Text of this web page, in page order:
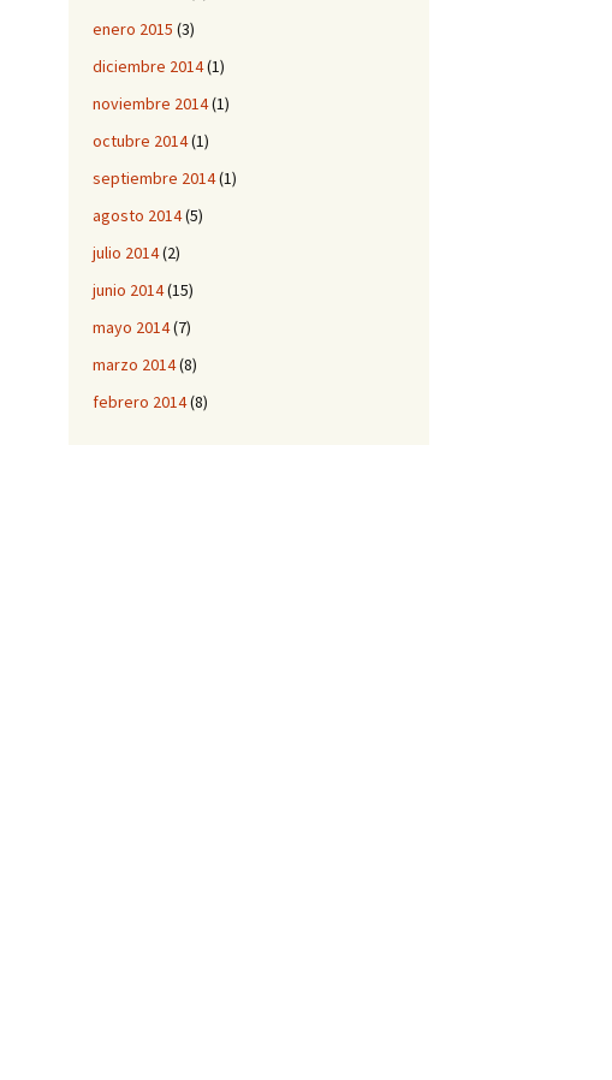
enero 2015 (3)
diciembre 2014(1)
noviembre 2014(1)
octubre 2014(1)
septiembre 2014(1)
agosto 2014(5)
julio 2014(2)
junio 2014(15)
mayo 2014(7)
marzo 2014(8)
febrero 2014(8)